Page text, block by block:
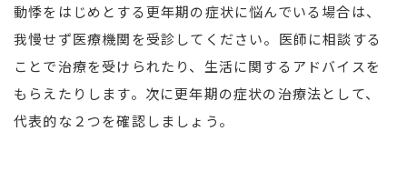
動悸をはじめとする更年期の症状に悩んでいる場合は、
我慢せず医療機関を受診してください。医師に相談する
ことで治療を受けられたり、生活に関するアドバイスを
もらえたりします。次に更年期の症状の治療法として、
代表的な２つを確認しましょう。